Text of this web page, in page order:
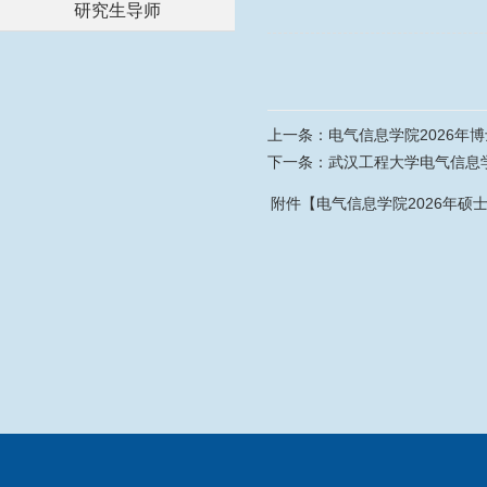
研究生导师
上一条： 电气信息学院2026年
下一条： 武汉工程大学电气信
附件【电气信息学院2026年硕